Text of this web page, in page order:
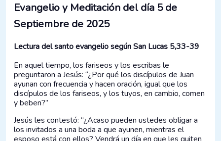
Evangelio y Meditación del día 5 de
Septiembre de 2025
Lectura del santo evangelio según San Lucas 5,33-39
En aquel tiempo, los fariseos y los escribas le
preguntaron a Jesús: “¿Por qué los discípulos de Juan
ayunan con frecuencia y hacen oración, igual que los
discípulos de los fariseos, y los tuyos, en cambio, comen
y beben?”
Jesús les contestó: “¿Acaso pueden ustedes obligar a
los invitados a una boda a que ayunen, mientras el